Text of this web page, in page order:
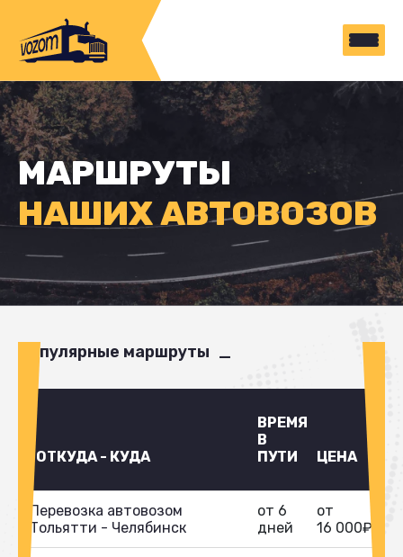
МАРШРУТЫ
НАШИХ АВТОВОЗОВ
Популярные маршруты
ОТКУДА - КУДА
ВРЕМЯ
В
ПУТИ
ЦЕНА
Перевозка автовозом
Тольятти - Челябинск
от 6
дней
от
16 000₽